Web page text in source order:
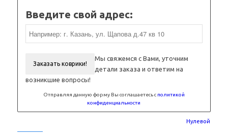
Нулевой
Введите свой адрес:
Заказать коврики!
Мы свяжемся с Вами, уточним
детали заказа и ответим на
возникшие вопросы!
Отправляя данную форму Вы соглашаетесь с политикой
конфиденциальности